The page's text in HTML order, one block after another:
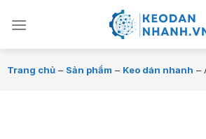
đến
Trang chủ – Sản phẩm – Keo dán nhanh –